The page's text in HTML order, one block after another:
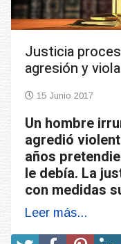
Justicia
agresión y
15 Junio 2017
Un hombre
agredió
años
le debía. La
con medidas
Leer más...